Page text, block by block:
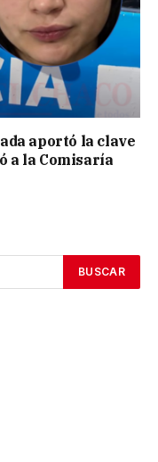
aportó la clave
a la Comisaría